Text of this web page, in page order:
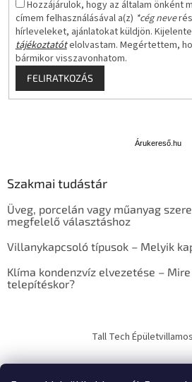
Hozzájárulok, hogy az általam önként
címem felhasználásával a(z) *cég neve
hírleveleket, ajánlatokat küldjön.
tájékoztatótelolvastam. Megértettem,
bármikor visszavonhatom.
FELIRATKOZÁS
s
ő
Árukereső.hu
Szakmai tudástár
Üveg, porcelán vagy műanyag
megfelelő választáshoz
Villanykapcsoló típusok – Melyik
Klíma kondenzvíz elvezetése –
telepítéskor?
Tall Tech